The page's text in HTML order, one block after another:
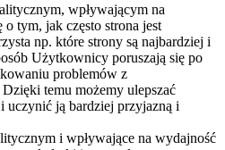
wpływającym na
tym, jak często strona jest
np. które strony są najbardziej i
Użytkownicy poruszają się po
problemów z
temu możemy ulepszać
uczynić ją bardziej przyjazną i
i wpływające na wydajność